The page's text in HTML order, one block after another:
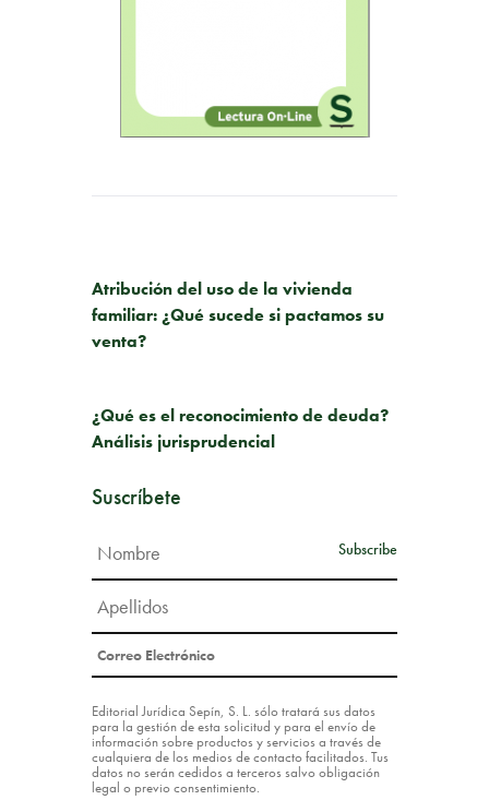
Atribución del uso de la vivienda
familiar: ¿Qué sucede si pactamos su
venta?
¿Qué es el reconocimiento de deuda?
Análisis jurisprudencial
Suscríbete
Editorial Jurídica Sepín, S. L. sólo tratará sus datos
para la gestión de esta solicitud y para el envío de
información sobre productos y servicios a través de
cualquiera de los medios de contacto facilitados. Tus
datos no serán cedidos a terceros salvo obligación
legal o previo consentimiento.